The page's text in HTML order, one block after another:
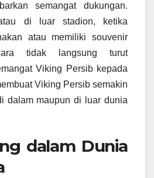
semangat dukungan.
di luar stadion, ketika
atau memiliki souvenir
tidak langsung turut
Viking Persib kepada
Viking Persib semakin
dalam maupun di luar dunia
dalam Dunia